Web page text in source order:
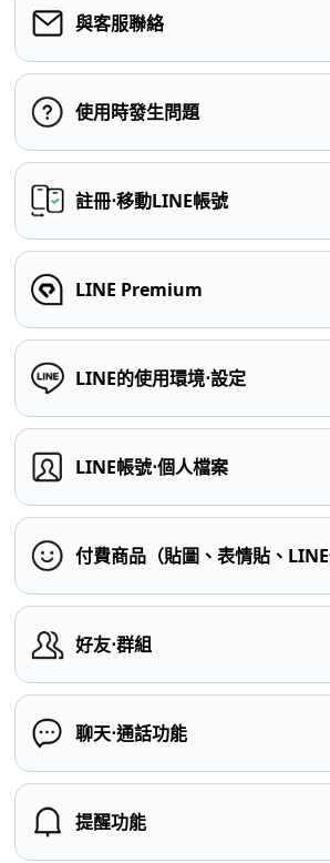
與客服聯絡
使用時發生問題
註冊⋅移動LINE帳號
LINE Premium
LINE的使用環境⋅設定
LINE帳號⋅個人檔案
付費商品（貼圖、表情貼、LINE
好友⋅群組
聊天⋅通話功能
提醒功能